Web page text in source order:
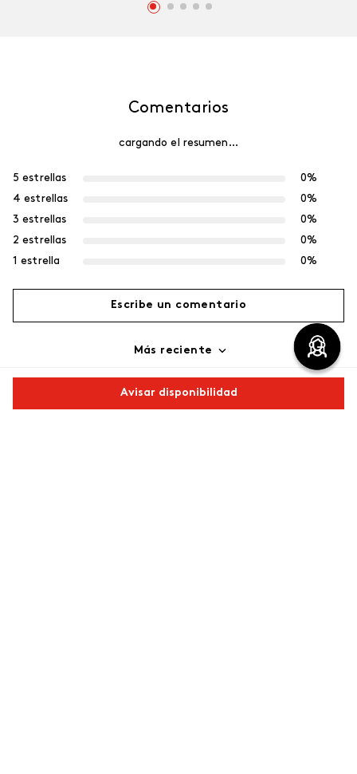
Avisar disponibilidad
Comentarios
cargando el resumen…
5 estrellas
0%
4 estrellas
0%
3 estrellas
0%
2 estrellas
0%
1 estrella
0%
Escribe un comentario
Más reciente
Cargando comentarios…